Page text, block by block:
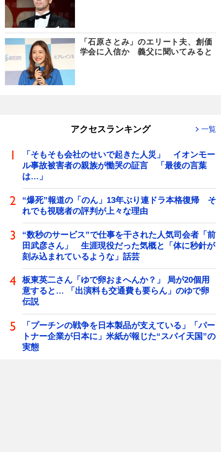
「石原さとみ」のエリート夫、創価
学会に入信か 義父に聞いてみると
アクセスランキング 一覧
「そもそも会社のせいで起きた人災」 イオンモー
ル事故被害者の親族が慟哭の証言 「最後の言葉
は…」
“爆死”報道の「のん」13年ぶり連ドラ本格復帰 そ
れでも視聴者の評判が上々な理由
“数秒のサービス”で仕事を干された人気司会者「前
田武彦さん」 生涯現役だった気概と「体に秒針が
刻み込まれているような」話芸
板東英二さん「ゆで卵おまへんか？」 局が20個用
意すると… 「出演料も交通費も要らん」のゆで卵
伝説
「プーチンの戦争を日本製品が支えている」「パー
トナー企業が日本に」米紙が報じた“スパイ天国”の
実態